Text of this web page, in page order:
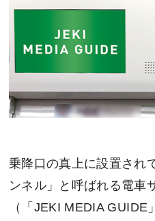
乗降口の真上に設置され
ンネル」と呼ばれる電車
（「JEKI MEDIA